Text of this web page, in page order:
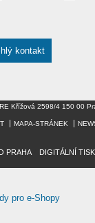
kontakt
Křížová 2598/4 150 00
MAPA-STRÁNEK
PRAHA
DIGITÁLNÍ
pro e-Shopy